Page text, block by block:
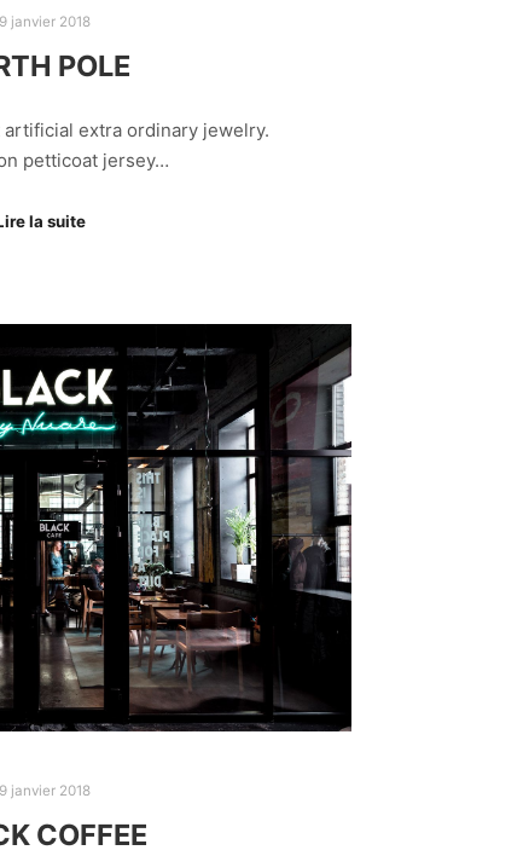
janvier 2018
POLE
extra ordinary jewelry.
petticoat jersey…
la suite
janvier 2018
COFFEE